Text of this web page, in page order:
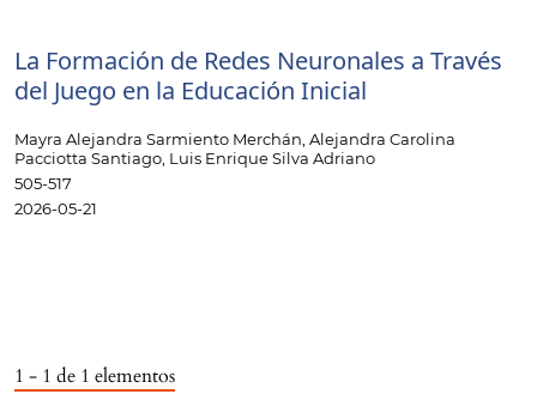
La Formación de Redes Neuronales a Través
del Juego en la Educación Inicial
Mayra Alejandra Sarmiento Merchán, Alejandra Carolina
Pacciotta Santiago, Luis Enrique Silva Adriano
505-517
2026-05-21
1 - 1 de 1 elementos